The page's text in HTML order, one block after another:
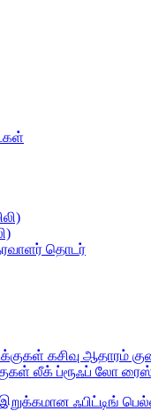
தொடர்
லீக் ப்ரூஃப் லோ